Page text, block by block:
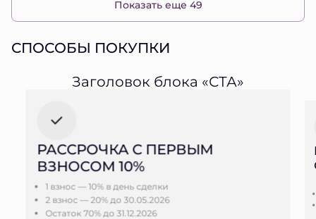
Показать еще 49
СПОСОБЫ ПОКУПКИ
Заголовок блока «СТА»
РАССРОЧКА С ПЕРВЫМ
ВЗНОСОМ 10%
1 взнос — 10% в день сделки
2 взнос — 20% до 30.05.2026
Остаток 70% до 31.12.2026